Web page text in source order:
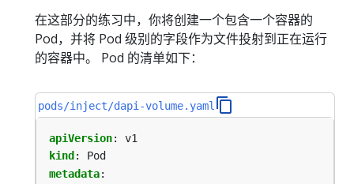
在这部分的练习中，你将创建一个包含一个容器的
Pod，并将 Pod 级别的字段作为文件投射到正在运行
的容器中。 Pod 的清单如下：
pods/inject/dapi-volume.yaml
apiVersion:
v1
kind :
Pod
metadata: